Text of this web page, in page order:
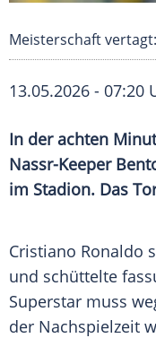
Meisterschaft
13.05.2026 - 07:20
In der achten
Nassr-Keeper
im Stadion. Das
Cristiano Ronaldo
und schüttelte
Superstar muss
der Nachspielzeit